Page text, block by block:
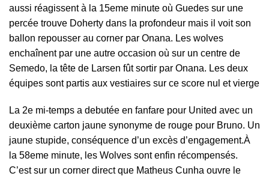
aussi réagissent à la 15eme minute où Guedes sur une
percée trouve Doherty dans la profondeur mais il voit son
ballon repousser au corner par Onana. Les wolves
enchaînent par une autre occasion où sur un centre de
Semedo, la tête de Larsen fût sortir par Onana. Les deux
équipes sont partis aux vestiaires sur ce score nul et vierge
La 2e mi-temps a debutée en fanfare pour United avec un
deuxième carton jaune synonyme de rouge pour Bruno. Un
jaune stupide, conséquence d’un excès d’engagement.À
la 58eme minute, les Wolves sont enfin récompensés.
C’est sur un corner direct que Matheus Cunha ouvre le